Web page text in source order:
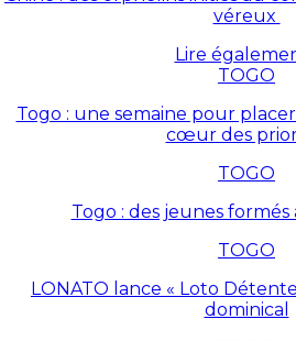
véreux
Lire
TOGO
Togo : une semaine pour
cœur des
TOGO
Togo : des jeunes
TOGO
LONATO lance « Loto
dominical